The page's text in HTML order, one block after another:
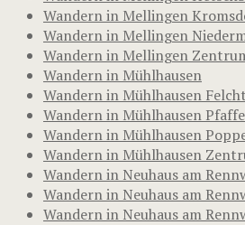
Wandern in Mellingen
Wandern in Mellingen
Wandern in Mellingen
Wandern in Mühlhausen
Wandern in Mühlhausen
Wandern in Mühlhausen
Wandern in Mühlhausen
Wandern in Mühlhausen
Wandern in Neuhaus am
Wandern in Neuhaus am
Wandern in Neuhaus am